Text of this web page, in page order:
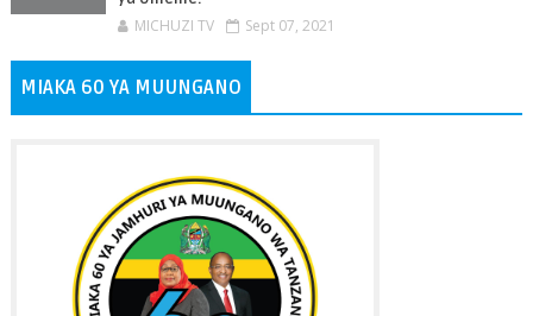
MICHUZI TV Sept 07, 2021
MIAKA 60 YA MUUNGANO